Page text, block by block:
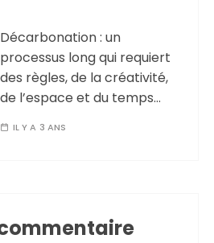
Décarbonation : un
processus long qui requiert
des règles, de la créativité,
de l’espace et du temps…
IL Y A 3 ANS